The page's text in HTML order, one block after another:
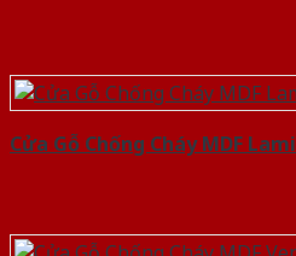
Cửa Gỗ Chống Cháy MDF